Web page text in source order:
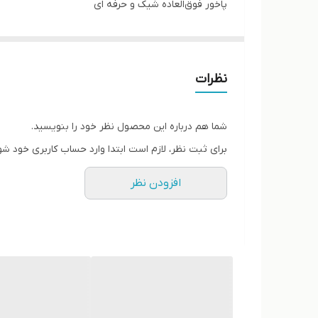
پاخور فوق‌العاده شیک و حرفه ای
نظرات
شما هم درباره این محصول نظر خود را بنویسید.
برای ثبت نظر، لازم است ابتدا وارد حساب کاربری خود
افزودن نظر